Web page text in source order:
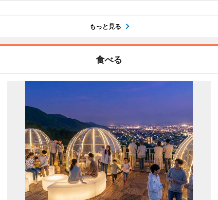
もっと見る
食べる